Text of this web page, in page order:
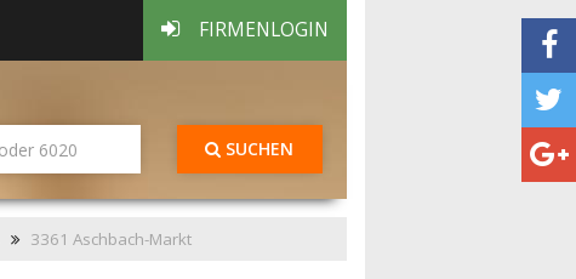
FIRMENLOGIN
SUCHEN
3361 Aschbach-Markt